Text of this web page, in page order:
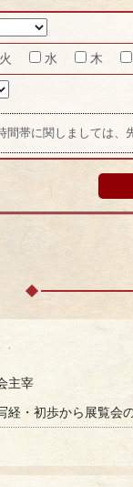
火 水 木
間帯に関しましては、
主宰
・初歩から展覧会